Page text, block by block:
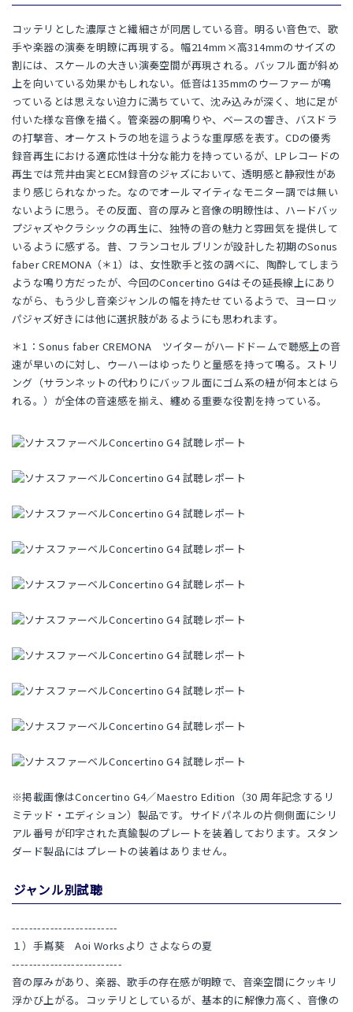
コッテリとした濃厚さと繊細さが同居している音。明るい音色で、歌
手や楽器の演奏を明瞭に再現する。幅214mm×高314mmのサイズの
割には、スケールの大きい演奏空間が再現される。バッフル面が斜め
上を向いている効果かもしれない。低音は135mmのウーファーが鳴
っているとは思えない迫力に満ちていて、沈み込みが深く、地に足が
付いた様な音像を描く。管楽器の胴鳴りや、ベースの響き、バスドラ
の打撃音、オーケストラの地を這うような重厚感を表す。CDの優秀
録音再生における適応性は十分な能力を持っているが、LPレコードの
再生では荒井由実とECM録音のジャズにおいて、透明感と静寂性があ
まり感じられなかった。なのでオールマイティなモニター調では無い
ないように思う。その反面、音の厚みと音像の明瞭性は、ハードバッ
プジャズやクラシックの再生に、独特の音の魅力と雰囲気を提供して
いるように感ずる。昔、フランコセルブリンが設計した初期のSonus
faber CREMONA（＊1）は、女性歌手と弦の調べに、陶酔してしまう
ような鳴り方だったが、今回のConcertino G4はその延長線上にあり
ながら、もう少し音楽ジャンルの幅を持たせているようで、ヨーロッ
パジャズ好きには他に選択肢があるようにも思われます。
＊1：Sonus faber CREMONA ツイターがハードドームで聴感上の音
速が早いのに対し、ウーハーはゆったりと量感を持って鳴る。ストリ
ング（サランネットの代わりにバッフル面にゴム系の紐が何本とはら
れる。）が全体の音速感を揃え、纏める重要な役割を持っている。
※掲載画像はConcertino G4／Maestro Edition（30 周年記念するリ
ミテッド・エディション）製品です。サイドパネルの片側側面にシリ
アル番号が印字された真鍮製のプレートを装着しております。スタン
ダード製品にはプレートの装着はありません。
ジャンル別試聴
-------------------------
１）手嶌葵 Aoi Worksより さよならの夏
--------------------------
音の厚みがあり、楽器、歌手の存在感が明瞭で、音楽空間にクッキリ
浮かび上がる。コッテリとしているが、基本的に解像力高く、音像の